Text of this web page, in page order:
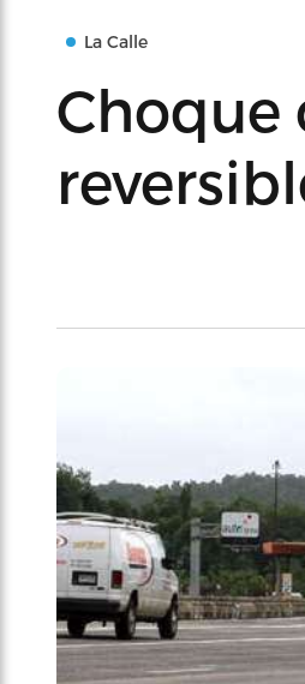
La Calle
Choque